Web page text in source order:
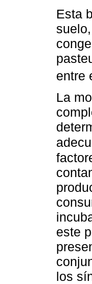
Esta
entre
La
este
los